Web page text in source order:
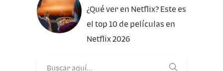
¿Qué ver en Netflix? Este es
el top 10 de películas en
Netflix 2026